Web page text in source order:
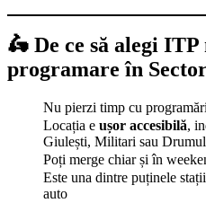
🛵 De ce să alegi
programare în
Nu pierzi timp cu
Locația e ușor accesibilă,
Giulești, Militari sau
Poți merge chiar și în
Este una dintre puținele stații
auto